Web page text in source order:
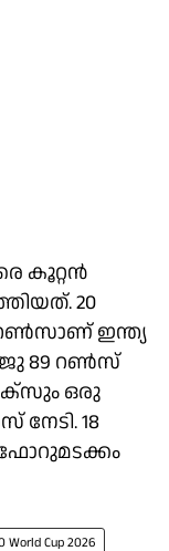
കൂറ്റന്‍
20
റണ്‍സാണ് ഇന്ത്യ
89 റണ്‍സ്
ഒരു
18
World Cup 2026